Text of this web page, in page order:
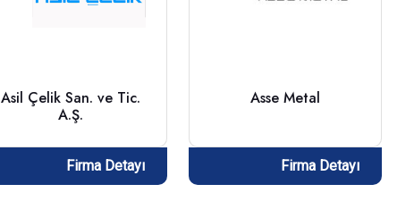
Asil Çelik San. ve Tic.
A.Ş.
Firma Detayı
Asse Metal
Firma Detayı